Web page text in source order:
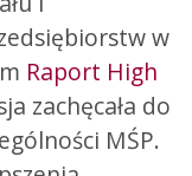
w
Raport High
zachęcała do
MŚP.